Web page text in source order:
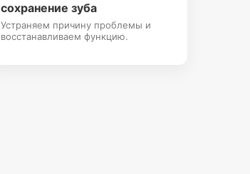
сохранение зуба
Устраняем причину проблемы и
восстанавливаем функцию.